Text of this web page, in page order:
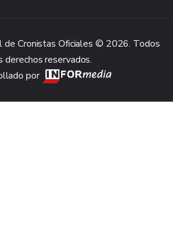
de Cronistas Oficiales © 2026. Todos
derechos reservados.
por